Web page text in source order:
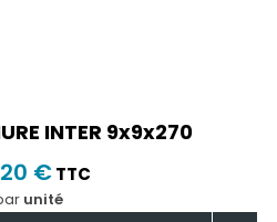
INTER 9x9x270
€ TTC
unité